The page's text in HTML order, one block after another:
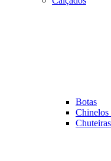
Botas
Chinelos
Chuteiras